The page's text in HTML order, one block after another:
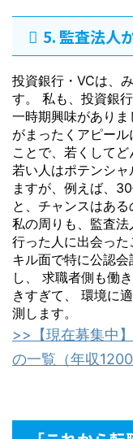
5. 監査法人
投資銀行・VCは、
す。 私も、投資銀
一時期興味があり
がまったくアピー
ことで、若くして
若い人はポテンシ
ますが、例えば、
と、チャンスはある
私の周りも、監査
行った人に出会っ
キル面で特に公認
し、 求職者側も働
きすぎて、 環境に
測します。
>>【現在募集中
の一覧（年収